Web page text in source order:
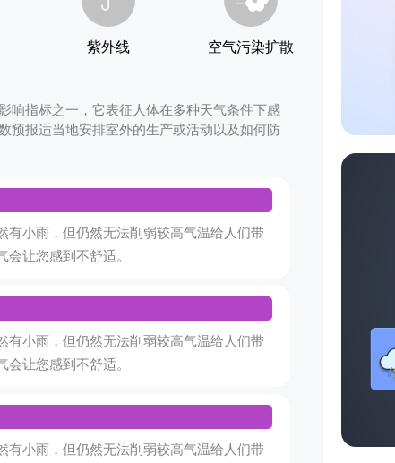
紫外线 空气污染扩散
响指标之一，它表征人体在多种天气条件下感
预报适当地安排室外的生产或活动以及如何防
有小雨，但仍然无法削弱较高气温给人们带
让您感到不舒适。
有小雨，但仍然无法削弱较高气温给人们带
让您感到不舒适。
有小雨，但仍然无法削弱较高气温给人们带